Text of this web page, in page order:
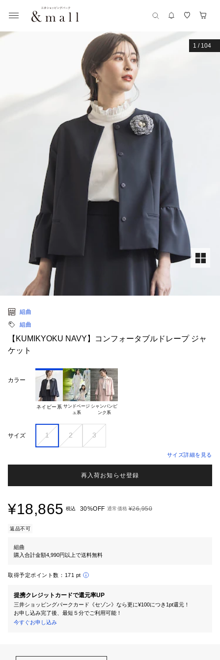
1 / 104
組曲
組曲
【KUMIKYOKU NAVY】コンフォータブルドレープ ジャ
ケット
カラー
ネイビー系 サンドベージ シャンパンピ
ンク系
サイズ 1 2 3
サイズ詳細を見る
再入荷お知らせ登録
¥18,865 税込 30%OFF 通常価格 ¥26,950
返品不可
組曲
購入合計金額4,990円以上で送料無料
取得予定ポイント数： 171 pt
提携クレジットカードで還元率UP
三井ショッピングパークカード《セゾン》なら更に¥100につき1pt還元！
お申し込み完了後、最短５分でご利用可能！
今すぐお申し込み